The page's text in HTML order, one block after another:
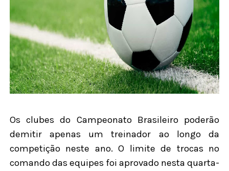
Os clubes do Campeonato Brasileiro poderão
demitir apenas um treinador ao longo da
competição neste ano. O limite de trocas no
comando das equipes foi aprovado nesta quarta-